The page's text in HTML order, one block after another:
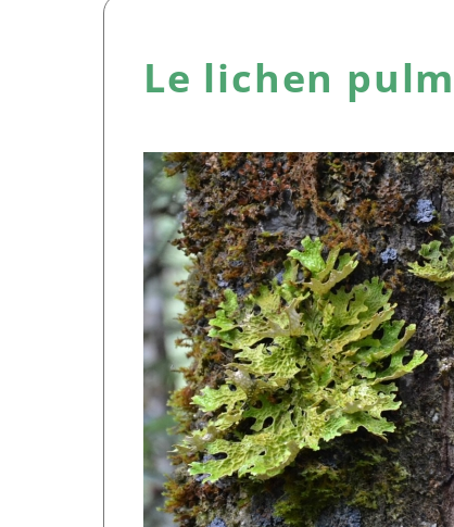
Le lichen